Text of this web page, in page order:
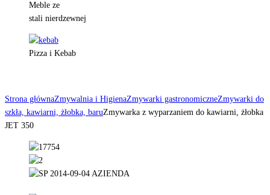
Meble ze
stali nierdzewnej
Pizza i Kebab
Strona głównaZmywalnia i HigienaZmywarki gastronomiczneZmywarki do
szkła, kawiarni, żłobka, baruZmywarka z wyparzaniem do kawiarni, żłobka
JET 350